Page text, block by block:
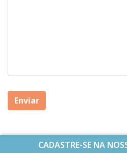
CADASTRE-SE NA